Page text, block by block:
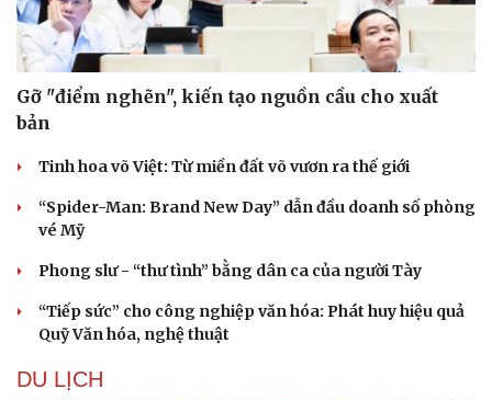
Dinh dưỡng - món ngon
Cây thuốc
Sản phụ khoa
Nhi khoa
Nam khoa
Phòng mạch online
Tình yêu - Gia đình
Gỡ "điểm nghẽn", kiến tạo nguồn cầu cho xuất
bản
Tinh hoa võ Việt: Từ miền đất võ vươn ra thế giới
“Spider-Man: Brand New Day” dẫn đầu doanh số phòng
vé Mỹ
Phong slư - “thư tình” bằng dân ca của người Tày
“Tiếp sức” cho công nghiệp văn hóa: Phát huy hiệu quả
Quỹ Văn hóa, nghệ thuật
DU LỊCH